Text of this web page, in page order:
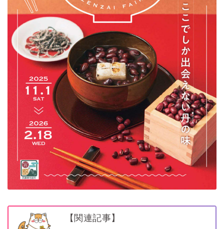
【関連記事】